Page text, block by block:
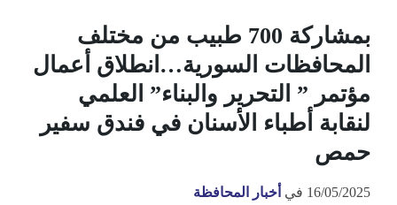
بمشاركة 700 طبيب من مختلف
المحافظات السورية…انطلاق أعمال
مؤتمر ” التحرير والبناء” العلمي
لنقابة أطباء الأسنان في فندق سفير
حمص
16/05/2025 في أخبار المحافظة